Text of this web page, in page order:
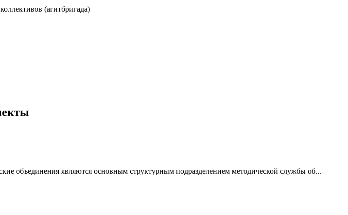
(агитбригада)
являются основным структурным подразделением методической службы об...